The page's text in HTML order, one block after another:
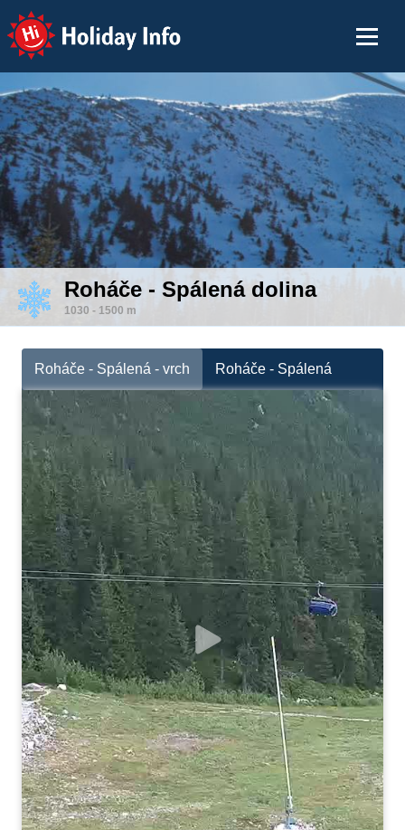
Holiday Info
Roháče - Spálená dolina
1030 - 1500 m
Roháče - Spálená - vrch Roháče - Spálená